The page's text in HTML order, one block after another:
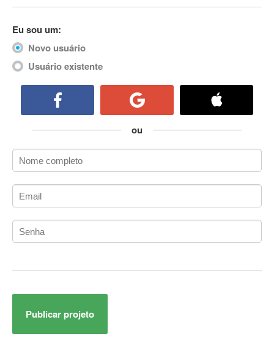
ActionScript
ActionScript 3
Active Directory
ActiveX Data Objects (ADO)
ADK
Administração Acadêmica
Administração de Artistas e Repertórios
Administração de Banco de Dados
Administração de Redes
Administrador de Sistemas
Adobe After Effects
Adobe AIR
Eu sou um:
Novo usuário
Usuário existente
ou
Publicar projeto